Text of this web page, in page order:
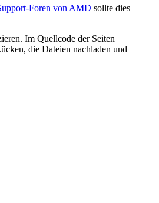
Foren von AMD sollte dies
Im Quellcode der Seiten
die Dateien nachladen und